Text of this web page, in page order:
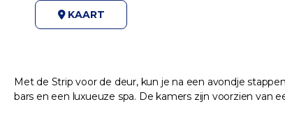
KAART
Met de Strip voor de deur, kun je na een avondje
bars en een luxueuze spa. De kamers zijn voorzien van